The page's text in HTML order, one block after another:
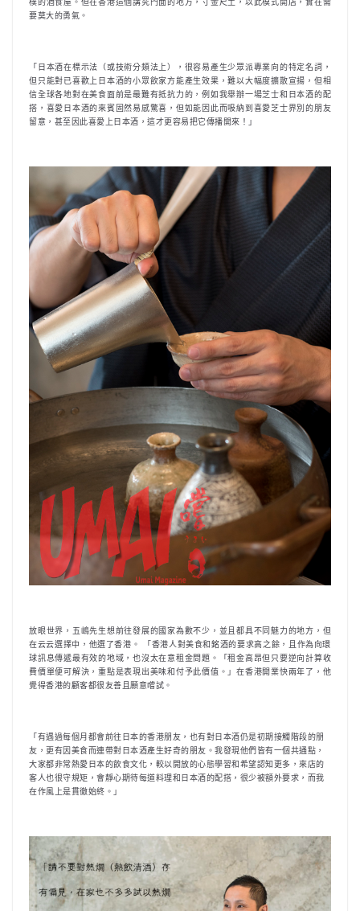
要莫大的勇氣。
「日本酒在標示法（或技術分類法上），很容易產生少眾派專業向的特定名詞，
但只能對已喜歡上日本酒的小眾飲家方能產生效果，難以大幅度擴散宣揚，但相
信全球各地對在美食面前是最難有抵抗力的，例如我舉辦一場芝士和日本酒的配
搭，喜愛日本酒的來賓固然易感驚喜，但如能因此而吸納到喜愛芝士界別的朋友
留意，甚至因此喜愛上日本酒，這才更容易把它傳播開來！」
放眼世界，五嶋先生想前往發展的國家為數不少，並且都具不同魅力的地方，但
在云云選擇中，他選了香港。 「香港人對美食和銘酒的要求高之餘，且作為向環
球訊息傳遞最有效的地域，也沒太在意租金問題。「租金高昂但只要逆向計算收
費價單便可解決，重點是表現出美味和付予此價值。」在香港開業快兩年了，他
覺得香港的顧客都很友善且願意嚐試。
「有遇過每個月都會前往日本的香港朋友，也有對日本酒仍是初期接觸階段的朋
友，更有因美食而連帶對日本酒產生好奇的朋友。我發現他們皆有一個共通點，
大家都非常熱愛日本的飲食文化，較以開放的心態學習和希望認知更多，來店的
客人也很守規矩，會靜心期待每道料理和日本酒的配搭，很少被額外要求，而我
在作風上是貫徹始終。」